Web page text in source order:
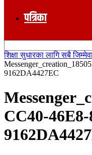
पत्रिका
शिक्षा सुधारका लागि सबै
9162DA4427EC
CC40-